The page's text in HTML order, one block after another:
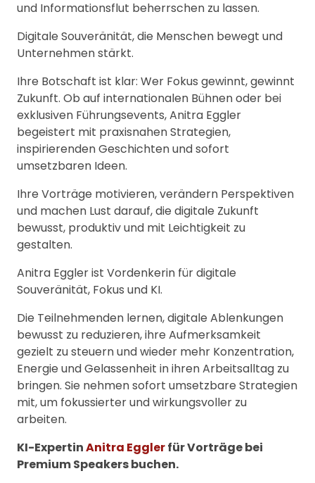
und Informationsflut beherrschen zu lassen.
Digitale Souveränität, die Menschen bewegt und
Unternehmen stärkt.
Ihre Botschaft ist klar: Wer Fokus gewinnt, gewinnt
Zukunft. Ob auf internationalen Bühnen oder bei
exklusiven Führungsevents, Anitra Eggler
begeistert mit praxisnahen Strategien,
inspirierenden Geschichten und sofort
umsetzbaren Ideen.
Ihre Vorträge motivieren, verändern Perspektiven
und machen Lust darauf, die digitale Zukunft
bewusst, produktiv und mit Leichtigkeit zu
gestalten.
Anitra Eggler ist Vordenkerin für digitale
Souveränität, Fokus und KI.
Die Teilnehmenden lernen, digitale Ablenkungen
bewusst zu reduzieren, ihre Aufmerksamkeit
gezielt zu steuern und wieder mehr Konzentration,
Energie und Gelassenheit in ihren Arbeitsalltag zu
bringen. Sie nehmen sofort umsetzbare Strategien
mit, um fokussierter und wirkungsvoller zu
arbeiten.
KI-ExpertinAnitra Egglerfür Vorträge bei
Premium Speakers buchen.